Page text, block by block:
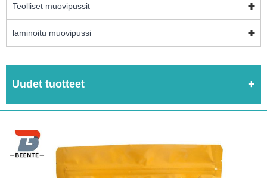
Teolliset muovipussit
laminoitu muovipussi
Uudet tuotteet